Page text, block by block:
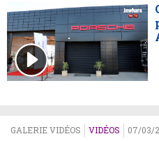
GALERIE VIDÉOS VIDÉOS 07/03/